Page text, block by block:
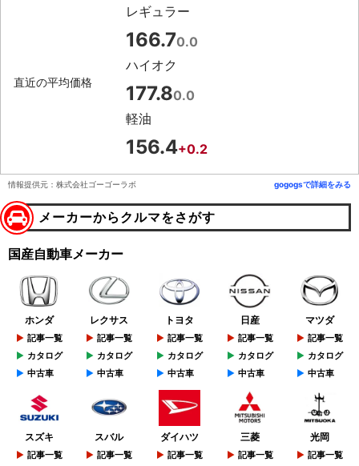
直近の平均価格
レギュラー
166.70.0
ハイオク
177.80.0
軽油
156.4+0.2
情報提供元：株式会社ゴーゴーラボ gogogsで詳細をみる
メーカーからクルマをさがす
国産自動車メーカー
ホンダ
記事一覧
カタログ
中古車
レクサス
記事一覧
カタログ
中古車
トヨタ
記事一覧
カタログ
中古車
日産
記事一覧
カタログ
中古車
マツダ
記事一覧
カタログ
中古車
スズキ
記事一覧
スバル
記事一覧
ダイハツ
記事一覧
三菱
記事一覧
光岡
記事一覧